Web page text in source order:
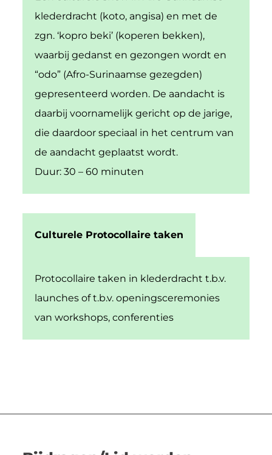
klederdracht (koto, angisa) en met de
zgn. ‘kopro beki’ (koperen bekken),
waarbij gedanst en gezongen wordt en
“odo” (Afro-Surinaamse gezegden)
gepresenteerd worden. De aandacht is
daarbij voornamelijk gericht op de jarige,
die daardoor speciaal in het centrum van
de aandacht geplaatst wordt.
Duur: 30 – 60 minuten
Culturele Protocollaire taken
Protocollaire taken in klederdracht t.b.v.
launches of t.b.v. openingsceremonies
van workshops, conferenties